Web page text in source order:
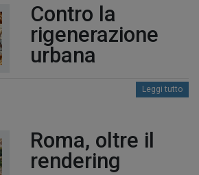
Contro la
rigenerazione
urbana
Leggi tutto
Roma, oltre il
rendering